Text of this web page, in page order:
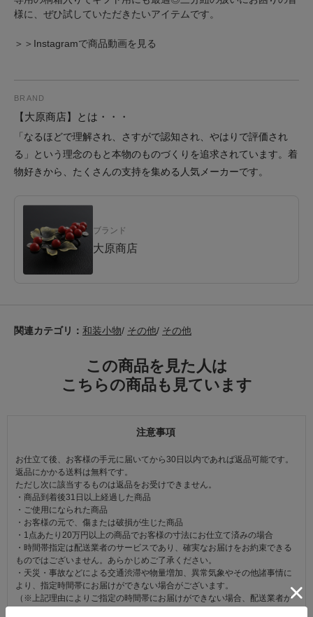
様に、ぜひ試していただきたいアイテムです。
＞＞Instagramで商品動画を見る
BRAND
【大原商店】とは・・・
「なるほどで理解され、さすがで認知され、やはりで評価され
る」という理念のもと本物のものづくりを追求されています。着
物好きから、たくさんの支持を集める人気メーカーです。
ブランド
大原商店
関連カテゴリ： 和装小物/ その他/ その他
この商品を見た人は
こちらの商品も見ています
注意事項
お仕立て後、お客様の手元に届いてから30日以内であれば返品可能です。
返品にかかる送料は無料です。
ただし次に該当するものは返品をお受けできません。
・商品到着後31日以上経過した商品
・ご使用になられた商品
・お客様の元で、傷または破損が生じた商品
・1点あたり20万円以上の商品でお客様の寸法にお仕立て済みの場合
・時間帯指定は配送業者のサービスであり、確実なお届けをお約束できる
ものではございません。あらかじめご了承ください。
・天災・事故などによる交通渋滞や物量増加、異常気象やその他諸事情に
より、指定時間帯にお届けができない場合がございます。
（※上記理由によりご指定の時間帯にお届けができない場合、配送業者か